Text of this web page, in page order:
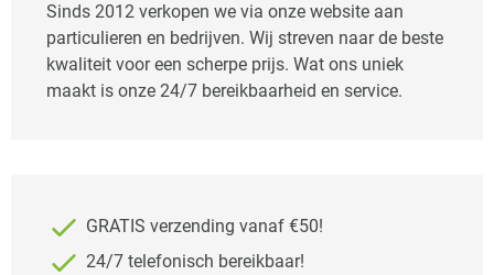
Sinds 2012 verkopen we via onze website aan
particulieren en bedrijven. Wij streven naar de beste
kwaliteit voor een scherpe prijs. Wat ons uniek
maakt is onze 24/7 bereikbaarheid en service.
GRATIS verzending vanaf €50!
24/7 telefonisch bereikbaar!